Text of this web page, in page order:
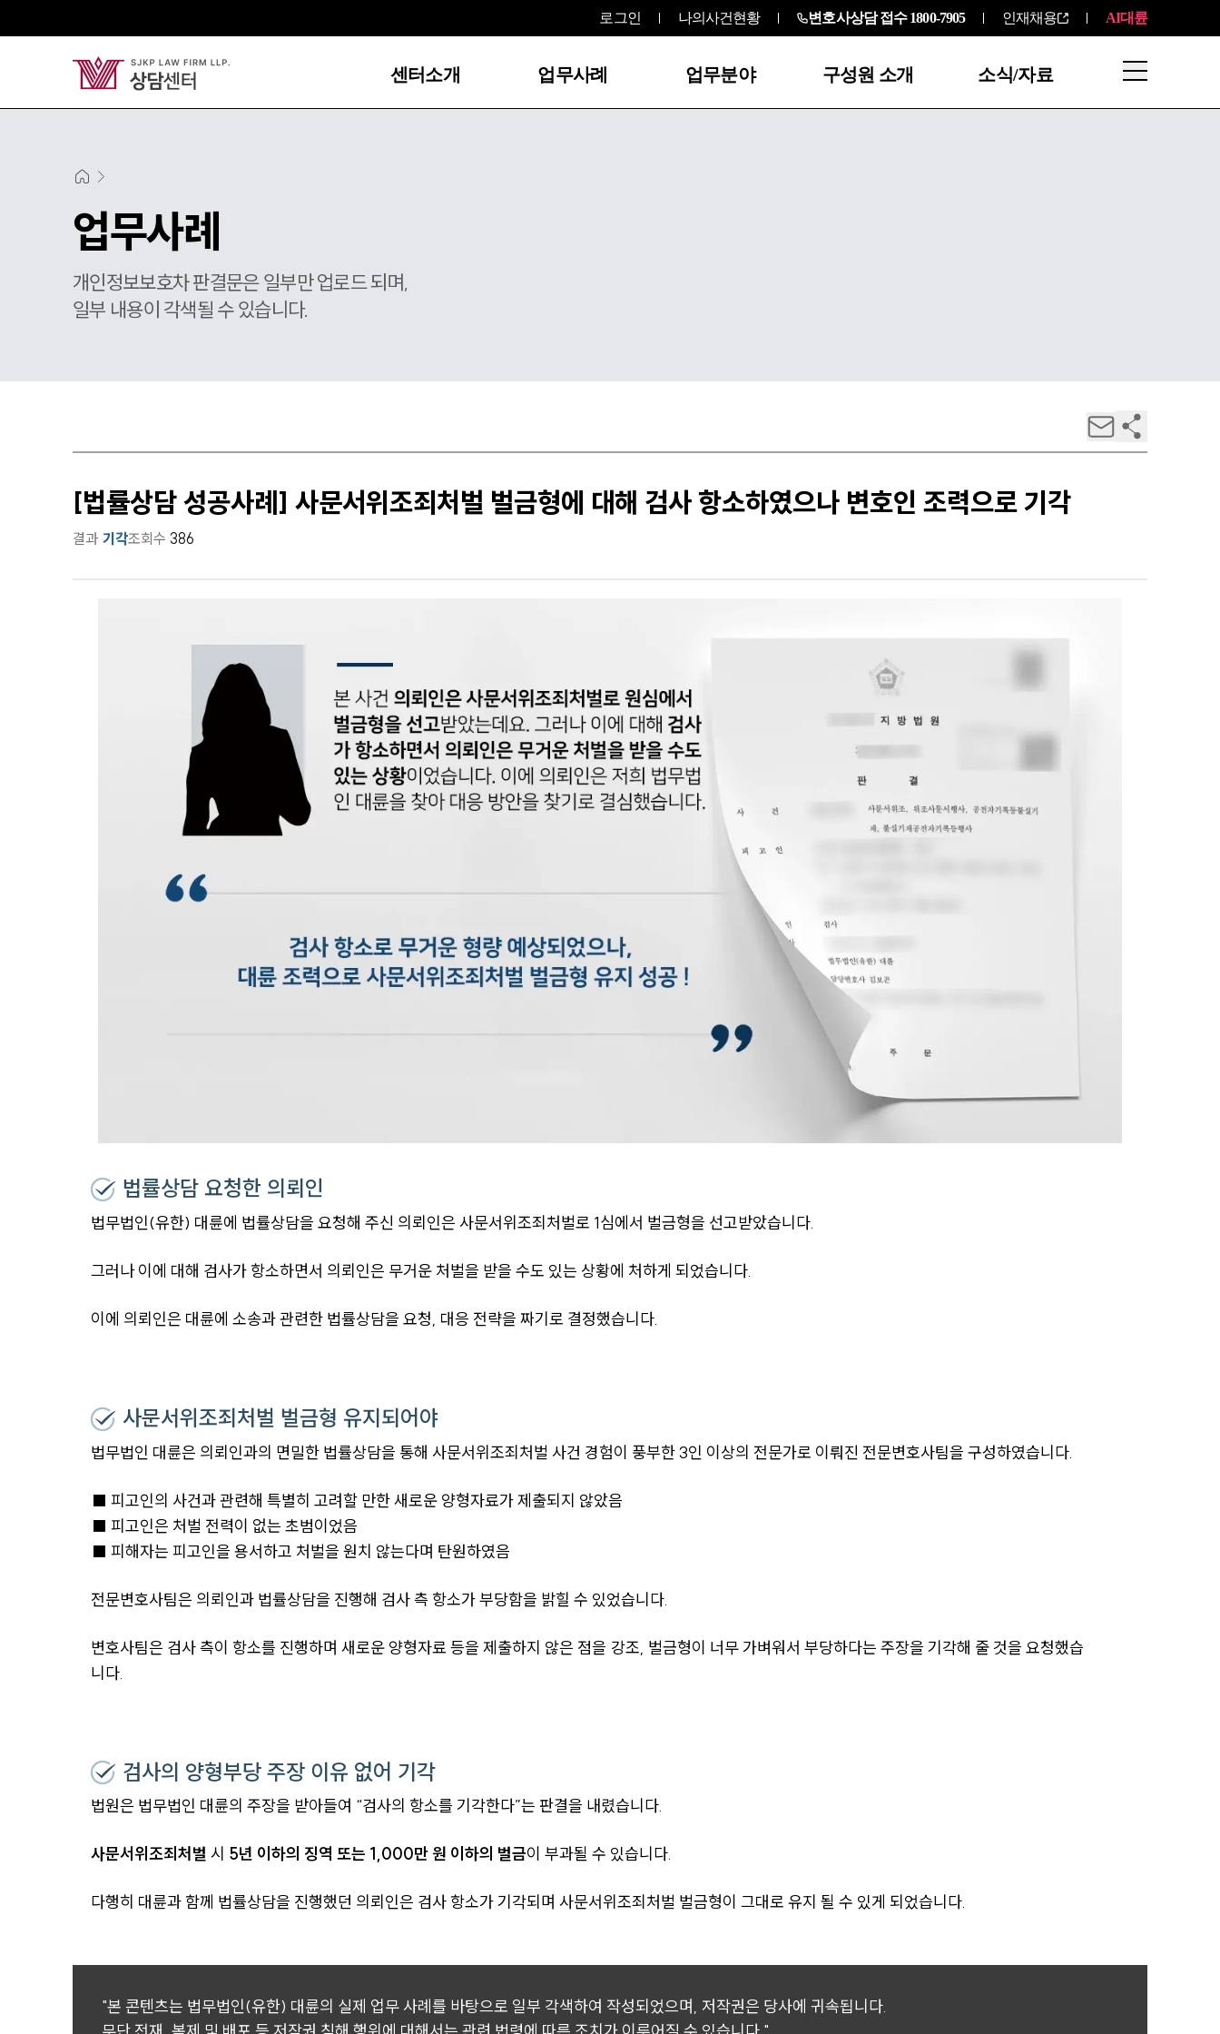
로그인 나의사건현황 변호사상담 접수 1800-7905 인재채용 AI대륜
센터소개 업무사례 업무분야 구성원 소개 소식/자료
센터소개
통합검색
업무사례
개인정보보호차 판결문은 일부만 업로드 되며,
일부 내용이 각색될 수 있습니다.
[법률상담 성공사례] 사문서위조죄처벌 벌금형에 대해 검사 항소하였으나 변호인 조력으로 기각
결과 기각조회수 386
법률상담 요청한 의뢰인
법무법인(유한) 대륜에 법률상담을 요청해 주신 의뢰인은 사문서위조죄처벌로 1심에서 벌금형을 선고받았습니다.
그러나 이에 대해 검사가 항소하면서 의뢰인은 무거운 처벌을 받을 수도 있는 상황에 처하게 되었습니다.
이에 의뢰인은 대륜에 소송과 관련한 법률상담을 요청, 대응 전략을 짜기로 결정했습니다.
사문서위조죄처벌 벌금형 유지되어야
법무법인 대륜은 의뢰인과의 면밀한 법률상담을 통해 사문서위조죄처벌 사건 경험이 풍부한 3인 이상의 전문가로 이뤄진 전문변호사팀을 구성하였습니다.
■ 피고인의 사건과 관련해 특별히 고려할 만한 새로운 양형자료가 제출되지 않았음
■ 피고인은 처벌 전력이 없는 초범이었음
■ 피해자는 피고인을 용서하고 처벌을 원치 않는다며 탄원하였음
전문변호사팀은 의뢰인과 법률상담을 진행해 검사 측 항소가 부당함을 밝힐 수 있었습니다.
변호사팀은 검사 측이 항소를 진행하며 새로운 양형자료 등을 제출하지 않은 점을 강조, 벌금형이 너무 가벼워서 부당하다는 주장을 기각해 줄 것을 요청했습
니다.
검사의 양형부당 주장 이유 없어 기각
법원은 법무법인 대륜의 주장을 받아들여 “검사의 항소를 기각한다”는 판결을 내렸습니다.
사문서위조죄처벌 시 5년 이하의 징역 또는 1,000만 원 이하의 벌금이 부과될 수 있습니다.
다행히 대륜과 함께 법률상담을 진행했던 의뢰인은 검사 항소가 기각되며 사문서위조죄처벌 벌금형이 그대로 유지 될 수 있게 되었습니다.
"본 콘텐츠는 법무법인(유한) 대륜의 실제 업무 사례를 바탕으로 일부 각색하여 작성되었으며, 저작권은 당사에 귀속됩니다.